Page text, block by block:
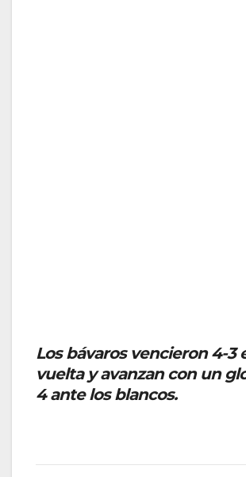
Los bávaros vencieron 4-3
vuelta y avanzan con un
4 ante los blancos.